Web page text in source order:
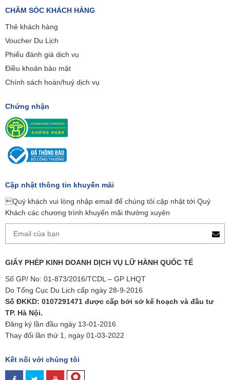
CHĂM SÓC KHÁCH HÀNG
Thẻ khách hàng
Voucher Du Lịch
Phiếu đánh giá dịch vụ
Điều khoản bảo mật
Chính sách hoàn/huỷ dịch vụ
Chứng nhận
Cập nhật thông tin khuyến mãi
Quý khách vui lòng nhập email để chúng tôi cập nhật tới Quý
Khách các chương trình khuyến mãi thường xuyên
GIẤY PHÉP KINH DOANH DỊCH VỤ LỮ HÀNH QUỐC TẾ
Số GP/ No: 01-873/2016/TCDL – GP LHQT
Do Tổng Cục Du Lịch cấp ngày 28-9-2016
Số ĐKKD: 0107291471 được cấp bởi sở kế hoạch và đầu tư
TP. Hà Nội.
Đăng ký lần đầu ngày 13-01-2016
Thay đổi lần thứ 1, ngày 01-03-2022
Kết nối với chúng tôi